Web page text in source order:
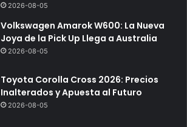
2026-08-05
Volkswagen Amarok W600: La Nueva
Joya de la Pick Up Llega a Australia
2026-08-05
Toyota Corolla Cross 2026: Precios
Inalterados y Apuesta al Futuro
2026-08-05